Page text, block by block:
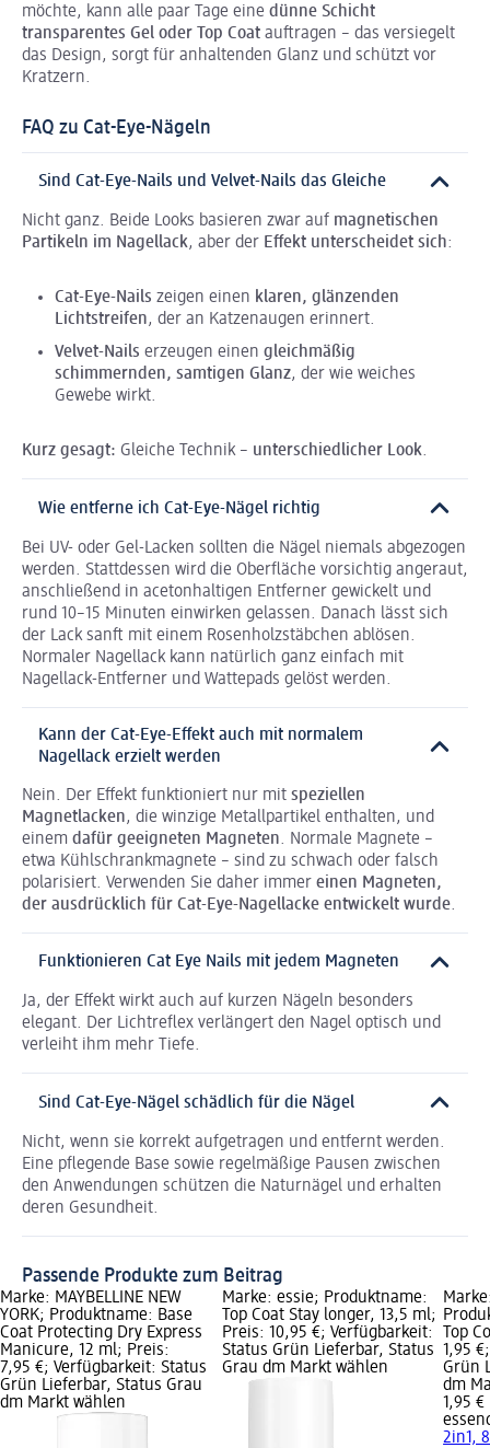
möchte, kann alle paar Tage eine dünne Schicht
transparentes Gel oder Top Coat auftragen – das versiegelt
das Design, sorgt für anhaltenden Glanz und schützt vor
Kratzern.
FAQ zu Cat-Eye-Nägeln
Sind Cat-Eye-Nails und Velvet-Nails das Gleiche
Nicht ganz. Beide Looks basieren zwar auf magnetischen
Partikeln im Nagellack, aber der Effekt unterscheidet sich:
Cat-Eye-Nails zeigen einen klaren, glänzenden
Lichtstreifen, der an Katzenaugen erinnert.
Velvet-Nails erzeugen einen gleichmäßig
schimmernden, samtigen Glanz, der wie weiches
Gewebe wirkt.
Kurz gesagt: Gleiche Technik – unterschiedlicher Look.
Wie entferne ich Cat-Eye-Nägel richtig
Bei UV- oder Gel-Lacken sollten die Nägel niemals abgezogen
werden. Stattdessen wird die Oberfläche vorsichtig angeraut,
anschließend in acetonhaltigen Entferner gewickelt und
rund 10–15 Minuten einwirken gelassen. Danach lässt sich
der Lack sanft mit einem Rosenholzstäbchen ablösen.
Normaler Nagellack kann natürlich ganz einfach mit
Nagellack-Entferner und Wattepads gelöst werden.
Kann der Cat-Eye-Effekt auch mit normalem
Nagellack erzielt werden
Nein. Der Effekt funktioniert nur mit speziellen
Magnetlacken, die winzige Metallpartikel enthalten, und
einem dafür geeigneten Magneten. Normale Magnete –
etwa Kühlschrankmagnete – sind zu schwach oder falsch
polarisiert. Verwenden Sie daher immer einen Magneten,
der ausdrücklich für Cat-Eye-Nagellacke entwickelt wurde.
Funktionieren Cat Eye Nails mit jedem Magneten
Ja, der Effekt wirkt auch auf kurzen Nägeln besonders
elegant. Der Lichtreflex verlängert den Nagel optisch und
verleiht ihm mehr Tiefe.
Sind Cat-Eye-Nägel schädlich für die Nägel
Nicht, wenn sie korrekt aufgetragen und entfernt werden.
Eine pflegende Base sowie regelmäßige Pausen zwischen
den Anwendungen schützen die Naturnägel und erhalten
deren Gesundheit.
Passende Produkte zum Beitrag
Marke: MAYBELLINE NEW
YORK; Produktname: Base
Coat Protecting Dry Express
Manicure, 12 ml; Preis:
7,95 €; Verfügbarkeit: Status
Grün Lieferbar, Status Grau
dm Markt wählen
Marke: essie; Produktname:
Top Coat Stay longer, 13,5 ml;
Preis: 10,95 €; Verfügbarkeit:
Status Grün Lieferbar, Status
Grau dm Markt wählen
Top
1,95
Grün
dm
1,95 €
2in1,